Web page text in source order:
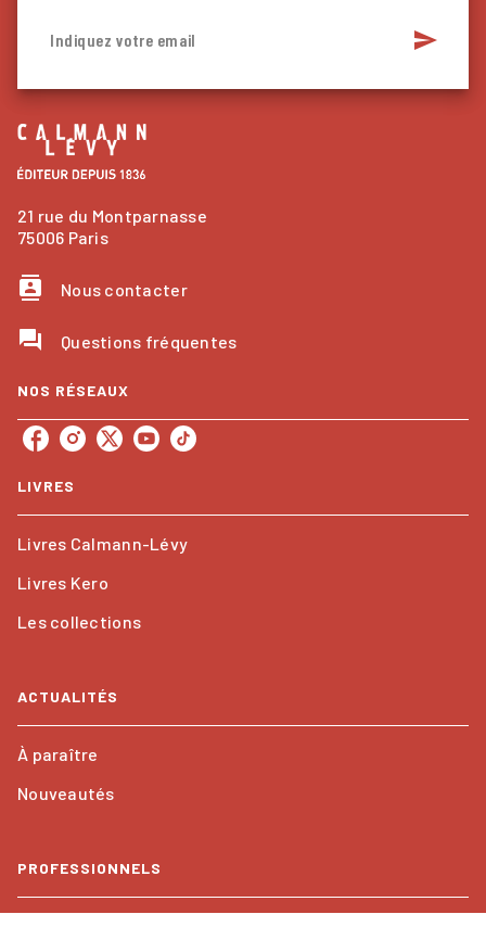
Indiquez votre email send
21 rue du Montparnasse
75006 Paris
contacts Nous contacter
question_answer Questions fréquentes
NOS RÉSEAUX
LIVRES
Livres Calmann-Lévy
Livres Kero
Les collections
ACTUALITÉS
À paraître
Nouveautés
PROFESSIONNELS